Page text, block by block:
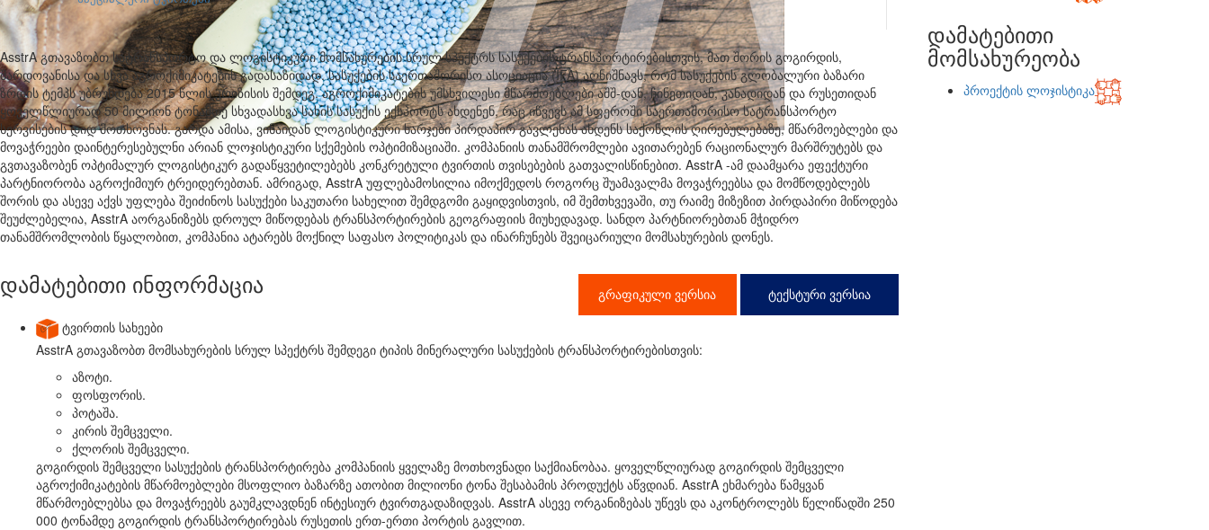
AsstrA გთავაზობთ სატრანსპორტო და ლოგისტიკური მომსახურების სრულ სპექტრს სასუქების ტრანსპორტირებისთვის, მათ შორის გოგირდის,
შარდოვანისა და სხვა აგროქიმიკატების გადასაზიდად. სასუქების საერთაშორისო ასოციაცია (IFA) აღნიშნავს, რომ სასუქების გლობალური ბაზარი
ზრდის ტემპს უბრუნდება 2015 წლის კრიზისის შემდეგ. აგროქიმიკატების უმსხვილესი მწარმოებლები აშშ-დან, ჩინეთიდან, კანადიდან და რუსეთიდან
ყოველწლიურად 50 მილიონ ტონამდე სხვადასხვა სახის სასუქის ექსპორტს ახდენენ, რაც იწვევს ამ სფეროში საერთაშორისო სატრანსპორტო
სერვისების დიდ მოთხოვნას. გარდა ამისა, ვინაიდან ლოგისტიკური ხარჯები პირდაპირ გავლენას ახდენს საქონლის ღირებულებაზე, მწარმოებლები და
მოვაჭრეები დაინტერესებულნი არიან ლოჯისტიკური სქემების ოპტიმიზაციაში. კომპანიის თანამშრომლები ავითარებენ რაციონალურ მარშრუტებს და
გვთავაზობენ ოპტიმალურ ლოგისტიკურ გადაწყვეტილებებს კონკრეტული ტვირთის თვისებების გათვალისწინებით. AsstrA -ამ დაამყარა ეფექტური
პარტნიორობა აგროქიმიურ ტრეიდერებთან. ამრიგად, AsstrA უფლებამოსილია იმოქმედოს როგორც შუამავალმა მოვაჭრეებსა და მომწოდებლებს
შორის და ასევე აქვს უფლება შეიძინოს სასუქები საკუთარი სახელით შემდგომი გაყიდვისთვის, იმ შემთხვევაში, თუ რაიმე მიზეზით პირდაპირი მიწოდება
შეუძლებელია, AsstrA აორგანიზებს დროულ მიწოდებას ტრანსპორტირების გეოგრაფიის მიუხედავად. სანდო პარტნიორებთან მჭიდრო
თანამშრომლობის წყალობით, კომპანია ატარებს მოქნილ საფასო პოლიტიკას და ინარჩუნებს შვეიცარიული მომსახურების დონეს.
დამატებითი ინფორმაცია გრაფიკული ვერსია
ტექსტური ვერსია
✅ ტვირთის სახეები
AsstrA გთავაზობთ მომსახურების სრულ სპექტრს შემდეგი ტიპის მინერალური სასუქების ტრანსპორტირებისთვის:
აზოტი.
ფოსფორის.
პოტაშა.
კირის შემცველი.
ქლორის შემცველი.
გოგირდის შემცველი სასუქების ტრანსპორტირება კომპანიის ყველაზე მოთხოვნადი საქმიანობაა. ყოველწლიურად გოგირდის შემცველი
აგროქიმიკატების მწარმოებლები მსოფლიო ბაზარზე ათობით მილიონი ტონა შესაბამის პროდუქტს აწვდიან. AsstrA ეხმარება წამყვან
მწარმოებლებსა და მოვაჭრეებს გაუმკლავდნენ ინტესიურ ტვირთგადაზიდვას. AsstrA ასევე ორგანიზებას უწევს და აკონტროლებს წელიწადში 250
000 ტონამდე გოგირდის ტრანსპორტირებას რუსეთის ერთ-ერთი პორტის გავლით.
დამატებითი
მომსახურეობა
პროექტის ლოჯისტიკა